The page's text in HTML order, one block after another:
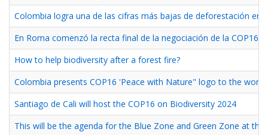
Colombia logra una de las cifras más bajas de deforestación en
En Roma comenzó la recta final de la negociación de la COP16
How to help biodiversity after a forest fire?
Colombia presents COP16 'Peace with Nature" logo to the world
Santiago de Cali will host the COP16 on Biodiversity 2024
This will be the agenda for the Blue Zone and Green Zone at the